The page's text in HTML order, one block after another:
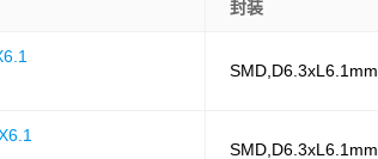
封装
SMD,D6.3xL6.1mm
SMD,D6.3xL6.1mm